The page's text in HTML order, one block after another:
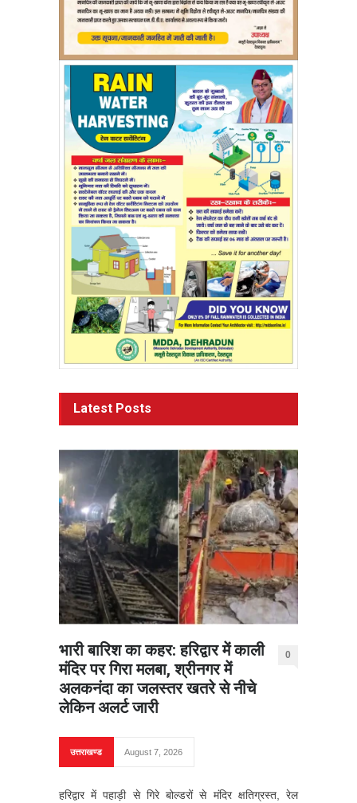
Latest Posts
भारी बारिश का कहर: हरिद्वार में काली
मंदिर पर गिरा मलबा, श्रीनगर में
अलकनंदा का जलस्तर खतरे से नीचे
लेकिन अलर्ट जारी
0
उत्तराखण्ड August 7, 2026
हरिद्वार में पहाड़ी से गिरे बोल्डरों से मंदिर क्षतिग्रस्त, रेल